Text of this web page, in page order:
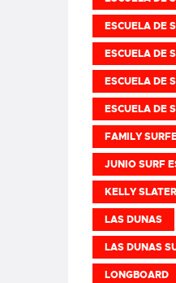
ESCUELA DE
ESCUELA DE
ESCUELA DE
ESCUELA DE
FAMILY
JUNIO SURF
KELLY SLATER
LAS DUNAS
LAS DUNAS
LONGBOARD